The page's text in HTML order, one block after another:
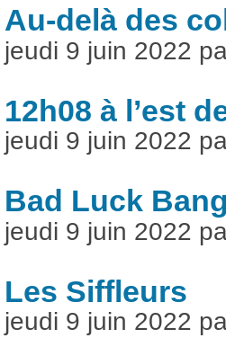
Au-delà des
jeudi 9 juin 2022
12h08 à l’est
jeudi 9 juin 2022
Bad Luck
jeudi 9 juin 2022
Les Siffleurs
jeudi 9 juin 2022